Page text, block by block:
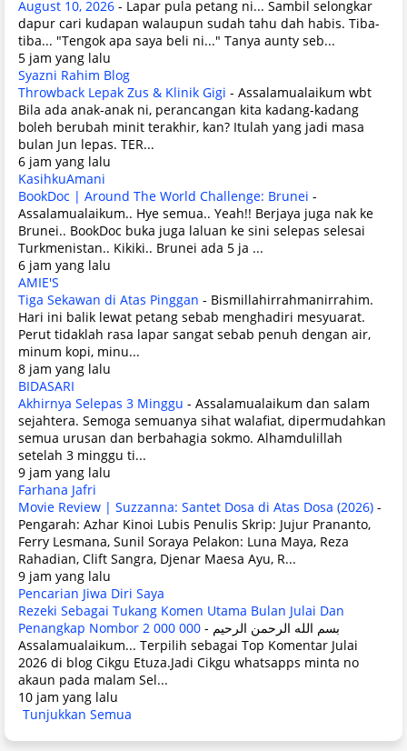
August 10, 2026 - Lapar pula petang ni... Sambil selongkar
dapur cari kudapan walaupun sudah tahu dah habis. Tiba-
tiba... "Tengok apa saya beli ni..." Tanya aunty seb...
5 jam yang lalu
Syazni Rahim Blog
Throwback Lepak Zus & Klinik Gigi - Assalamualaikum wbt
Bila ada anak-anak ni, perancangan kita kadang-kadang
boleh berubah minit terakhir, kan? Itulah yang jadi masa
bulan Jun lepas. TER...
6 jam yang lalu
KasihkuAmani
BookDoc | Around The World Challenge: Brunei -
Assalamualaikum.. Hye semua.. Yeah!! Berjaya juga nak ke
Brunei.. BookDoc buka juga laluan ke sini selepas selesai
Turkmenistan.. Kikiki.. Brunei ada 5 ja ...
6 jam yang lalu
AMIE'S
Tiga Sekawan di Atas Pinggan - Bismillahirrahmanirrahim.
Hari ini balik lewat petang sebab menghadiri mesyuarat.
Perut tidaklah rasa lapar sangat sebab penuh dengan air,
minum kopi, minu...
8 jam yang lalu
BIDASARI
Akhirnya Selepas 3 Minggu - Assalamualaikum dan salam
sejahtera. Semoga semuanya sihat walafiat, dipermudahkan
semua urusan dan berbahagia sokmo. Alhamdulillah
setelah 3 minggu ti...
9 jam yang lalu
Farhana Jafri
Movie Review | Suzzanna: Santet Dosa di Atas Dosa (2026) -
Pengarah: Azhar Kinoi Lubis Penulis Skrip: Jujur Prananto,
Ferry Lesmana, Sunil Soraya Pelakon: Luna Maya, Reza
Rahadian, Clift Sangra, Djenar Maesa Ayu, R...
9 jam yang lalu
Pencarian Jiwa Diri Saya
Rezeki Sebagai Tukang Komen Utama Bulan Julai Dan
Penangkap Nombor 2 000 000 - بسم الله الرحمن الرحيم
Assalamualaikum... Terpilih sebagai Top Komentar Julai
2026 di blog Cikgu Etuza.Jadi Cikgu whatsapps minta no
akaun pada malam Sel...
10 jam yang lalu
Tunjukkan Semua